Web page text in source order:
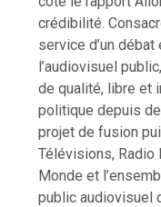
crédibilité.
service d’un débat
l’audiovisuel
de qualité, libre et
politique depuis
projet de fusion
Télévisions, Radio
Monde et
public audiovisuel